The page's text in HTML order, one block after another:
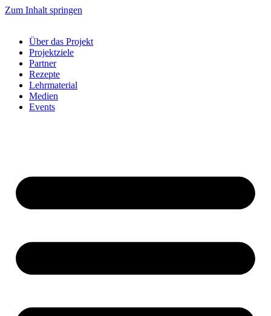
Zum Inhalt springen
Über das Projekt
Projektziele
Partner
Rezepte
Lehrmaterial
Medien
Events